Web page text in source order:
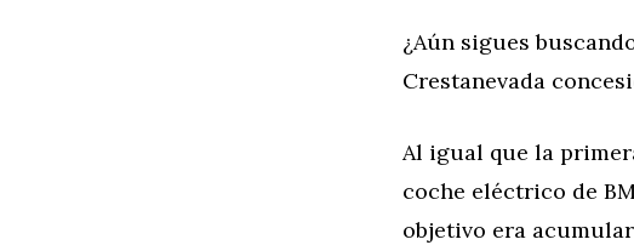
¿Aún sigues
Crestanevada
Al igual que la
coche eléctrico de
objetivo era